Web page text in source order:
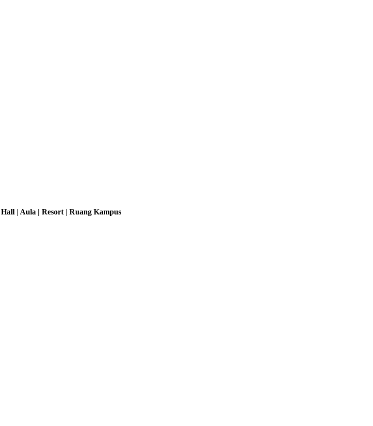
| Aula | Resort | Ruang Kampus